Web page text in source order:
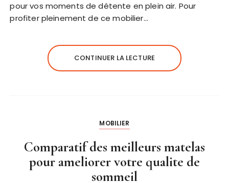
pour vos moments de détente en plein air. Pour
profiter pleinement de ce mobilier…
CONTINUER LA LECTURE
MOBILIER
Comparatif des meilleurs matelas
pour ameliorer votre qualite de
sommeil